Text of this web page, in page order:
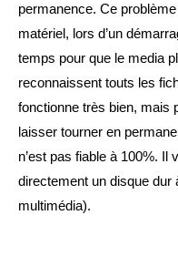
permanence. Ce
matériel, lors d’un
temps pour que le media
reconnaissent touts les
fonctionne très bien, mais
laisser tourner en
n’est pas fiable à 100%.
directement un disque dur
multimédia).